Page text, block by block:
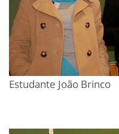
Estudante João Brinco